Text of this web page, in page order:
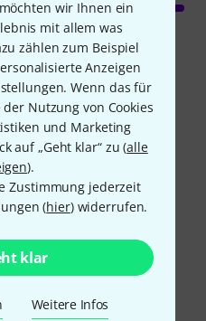
wir Ihnen ein
mit allem was
zählen zum Beispiel
Anzeigen
Wenn das für
Nutzung von Cookies
und Marketing
auf „Geht klar“ zu (alle
).
Zustimmung jederzeit
(hier) widerrufen.
klar
Weitere Infos
Monitorhöhen
Modell die kurze
kann. Das ist besonders
Superclamps (oder